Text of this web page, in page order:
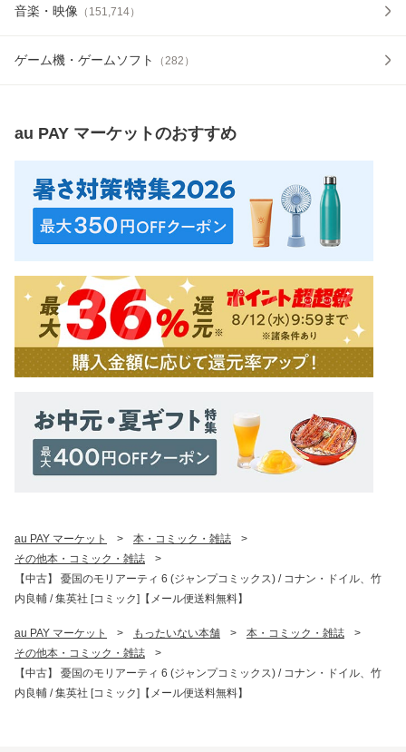
音楽・映像 （ 151,714）
ゲーム機・ゲームソフト （282 ）
au PAY マーケットのおすすめ
au PAY マーケット > 本・コミック・雑誌
>
その他本・コミック・雑誌
>
【中古】 憂国のモリアーティ 6 (ジャンプコミックス) / コナン・ドイル、竹
内良輔 / 集英社 [コミック]【メール便送料無料】
au PAY マーケット > もったいない本舗 > 本・コミック・雑誌
>
その他本・コミック・雑誌
>
【中古】 憂国のモリアーティ 6 (ジャンプコミックス) / コナン・ドイル、竹
内良輔 / 集英社 [コミック]【メール便送料無料】